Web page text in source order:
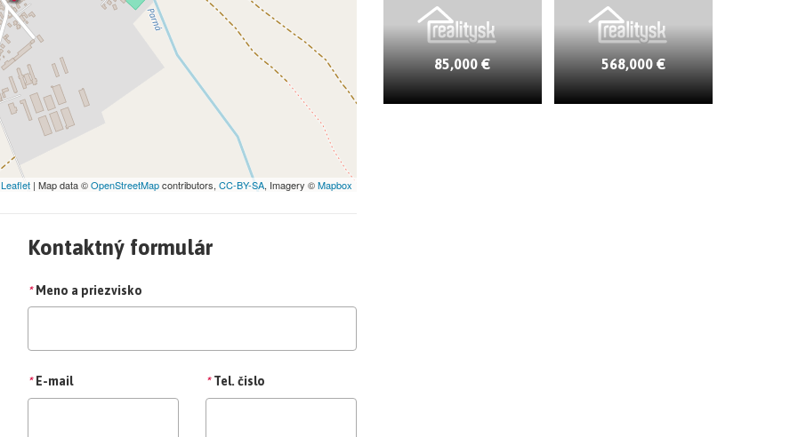
Leaflet | Map data ©OpenStreetMapcontributors, CC-BY-SA, Imagery ©Mapbox
Kontaktný formulár
* Meno a priezvisko
* E-mail * Tel. čislo
85,000 € 568,000 €